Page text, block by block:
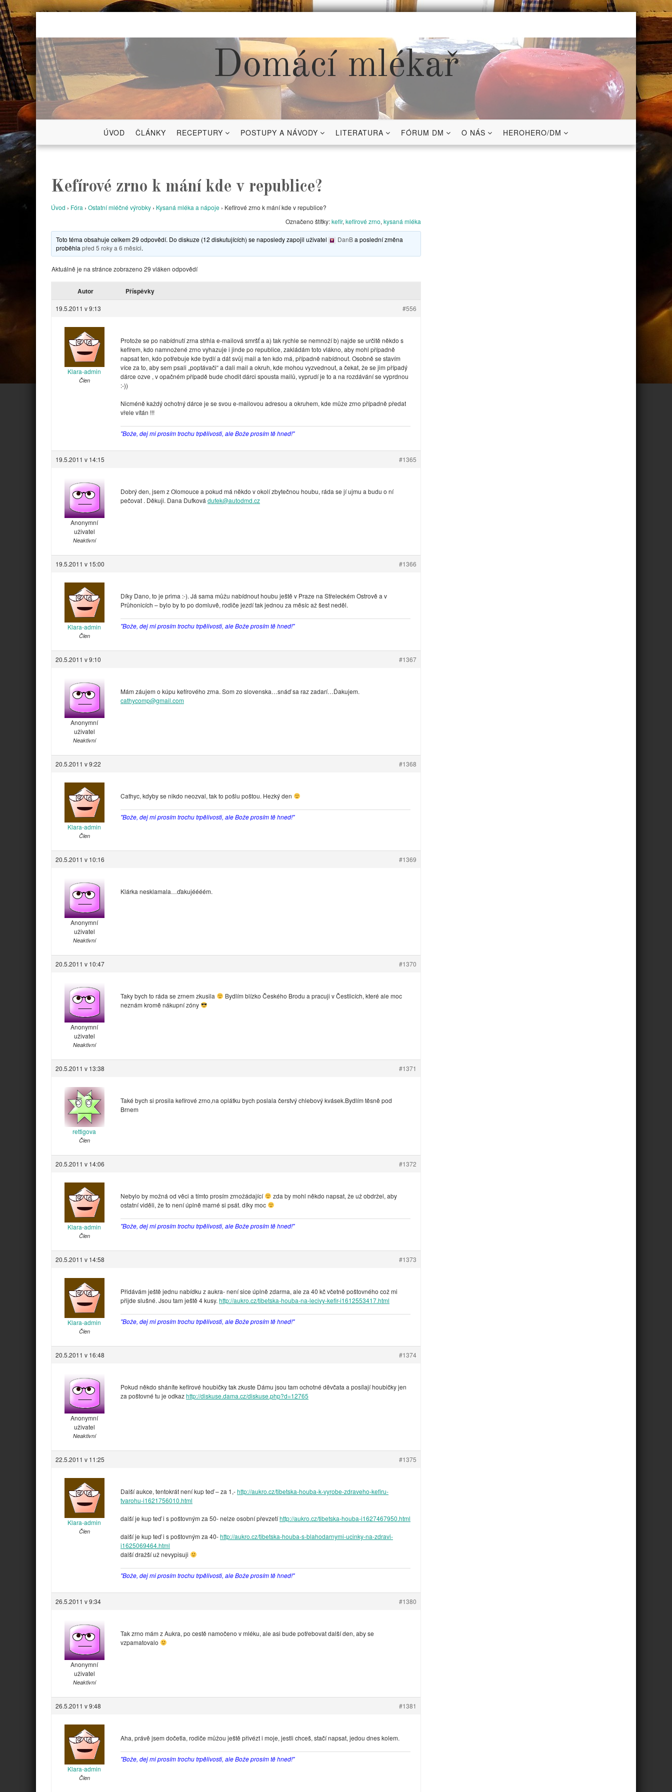
Skip
content
Domácí mlékař
ÚVOD ČLÁNKY RECEPTURY POSTUPY A NÁVODY LITERATURA FÓRUM DM O NÁS HEROHERO/DM
Kefírové zrno k mání kde v republice?
Úvod › Fóra › Ostatní mléčné výrobky › Kysaná mléka a nápoje › Kefírové zrno k mání kde v republice?
Označeno štítky:kefír, kefírové zrno, kysaná mléka
Toto téma obsahuje celkem 29 odpovědí. Do diskuze (12 diskutujících) se naposledy zapojil uživatel DanBa poslední změna
proběhlapřed 5 roky a 6 měsíci.
Aktuálně je na stránce zobrazeno 29 vláken odpovědí
Autor Příspěvky
19.5.2011 v 9:13 #556
Klara-admin
Člen
Protože se po nabídnutí zrna strhla e-mailová smršť a a) tak rychle se nemnoží b) najde se určitě někdo s
kefírem, kdo namnožené zrno vyhazuje i jinde po republice, zakládám toto vlákno, aby mohl případně
napsat ten, kdo potřebuje kde bydlí a dát svůj mail a ten kdo má, případně nabídnout. Osobně se stavím
více za to, aby sem psali „poptávači“ a dali mail a okruh, kde mohou vyzvednout, a čekat, že se jim případý
dárce ozve , v opačném případě bude chodit dárci spousta mailů, vyprudí je to a na rozdávání se vyprdnou
:-))
Nicméně každý ochotný dárce je se svou e-mailovou adresou a okruhem, kde může zrno případně předat
vřele vítán !!!
"Bože, dej mi prosím trochu trpělivosti, ale Bože prosím tě hned!"
19.5.2011 v 14:15 #1365
Anonymní
uživatel
Neaktivní
Dobrý den, jsem z Olomouce a pokud má někdo v okolí zbytečnou houbu, ráda se jí ujmu a budu o ní
pečovat . Děkuji. Dana Dufková dufek@autodmd.cz
19.5.2011 v 15:00 #1366
Klara-admin
Člen
Díky Dano, to je prima :-). Já sama můžu nabídnout houbu ještě v Praze na Střeleckém Ostrově a v
Průhonicích – bylo by to po domluvě, rodiče jezdí tak jednou za měsíc až šest neděl.
"Bože, dej mi prosím trochu trpělivosti, ale Bože prosím tě hned!"
20.5.2011 v 9:10 #1367
Anonymní
uživatel
Neaktivní
Mám záujem o kúpu kefírového zrna. Som zo slovenska…snáď sa raz zadarí…Ďakujem.
cathycomp@gmail.com
20.5.2011 v 9:22 #1368
Klara-admin
Člen
Cathyc, kdyby se nikdo neozval, tak to pošlu poštou. Hezký den
"Bože, dej mi prosím trochu trpělivosti, ale Bože prosím tě hned!"
20.5.2011 v 10:16 #1369
Anonymní
uživatel
Neaktivní
Klárka nesklamala…ďakujéééém.
20.5.2011 v 10:47 #1370
Anonymní
uživatel
Neaktivní
Taky bych to ráda se zrnem zkusila
Bydlím blízko Českého Brodu a pracuji v Čestlicích, které ale moc
neznám kromě nákupní zóny
20.5.2011 v 13:38 #1371
rettigova
Člen
Také bych si prosila kefírové zrno,na oplátku bych poslala čerstvý chlebový kvásek.Bydlím těsně pod
Brnem
20.5.2011 v 14:06 #1372
Klara-admin
Člen
Nebylo by možná od věci a tímto prosím zrnožádající
zda by mohl někdo napsat, že už obdržel, aby
ostatní viděli, že to není úplně marné si psát. díky moc
"Bože, dej mi prosím trochu trpělivosti, ale Bože prosím tě hned!"
20.5.2011 v 14:58 #1373
Klara-admin
Člen
Přidávám ještě jednu nabídku z aukra- není sice úplně zdarma, ale za 40 kč včetně poštovného což mi
přijde slušné. Jsou tam ještě 4 kusy. http://aukro.cz/tibetska-houba-na-lecivy-kefir-i1612553417.html
"Bože, dej mi prosím trochu trpělivosti, ale Bože prosím tě hned!"
20.5.2011 v 16:48 #1374
Anonymní
uživatel
Neaktivní
Pokud někdo sháníte kefírové houbičky tak zkuste Dámu jsou tam ochotné děvčata a posílají houbičky jen
za poštovné tu je odkazhttp://diskuse.dama.cz/diskuse.php?d=12765
22.5.2011 v 11:25 #1375
Klara-admin
Člen
Další aukce, tentokrát není kup teď – za 1,-http://aukro.cz/tibetska-houba-k-vyrobe-zdraveho-kefiru-
tvarohu-i1621756010.html
další je kup teď i s poštovným za 50- nelze osobní převzetíhttp://aukro.cz/tibetska-houba-i1627467950.html
další je kup teď i s poštovným za 40-http://aukro.cz/tibetska-houba-s-blahodarnymi-ucinky-na-zdravi-
i1625069464.html
další dražší už nevypisuji
"Bože, dej mi prosím trochu trpělivosti, ale Bože prosím tě hned!"
26.5.2011 v 9:34 #1380
Anonymní
uživatel
Neaktivní
Tak zrno mám z Aukra, po cestě namočeno v mléku, ale asi bude potřebovat další den, aby se
vzpamatovalo
26.5.2011 v 9:48 #1381
Klara-admin
Člen
Aha, právě jsem dočetla, rodiče můžou ještě přivézt i moje, jestli chceš, stačí napsat, jedou dnes kolem.
"Bože, dej mi prosím trochu trpělivosti, ale Bože prosím tě hned!"